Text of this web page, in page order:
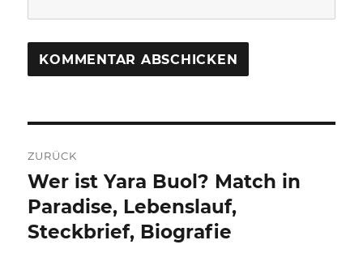
ZURÜCK
Vorheriger
Beitrag:
Wer ist Yara Buol? Match in
Paradise, Lebenslauf,
Steckbrief, Biografie